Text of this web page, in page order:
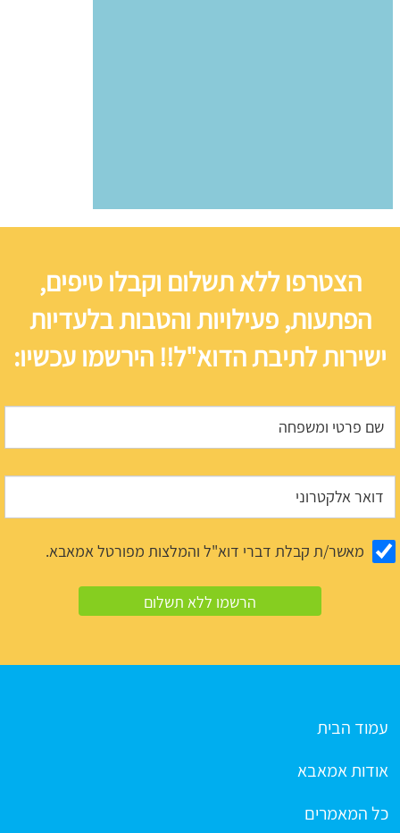
הצטרפו ללא תשלום וקבלו טיפים,
הפתעות, פעילויות והטבות בלעדיות
ישירות לתיבת הדוא"ל!! הירשמו עכשיו:
מאשר/ת קבלת דברי דוא"ל והמלצות מפורטל אמאבא.
עמוד הבית
אודות אמאבא
כל המאמרים